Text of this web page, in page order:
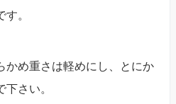
。
かめ重さは軽めにし、とにか
さい。